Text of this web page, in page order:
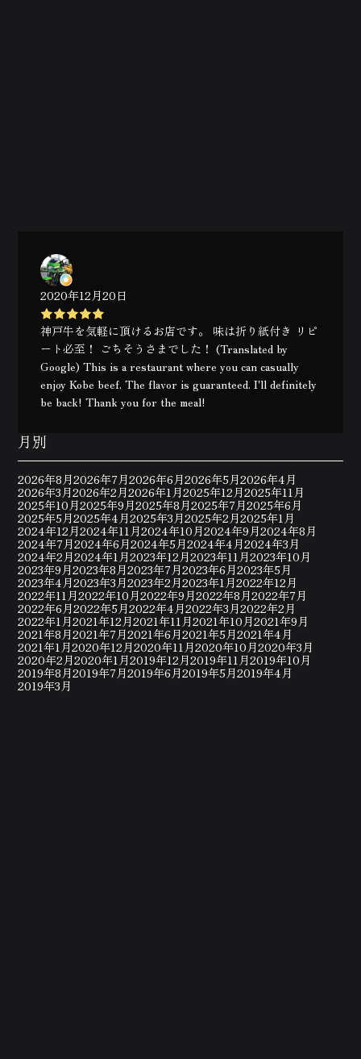
2020年12月20日
神戸牛を気軽に頂けるお店です。 味は折り紙付き リピ
ート必至！ ごちそうさまでした！ (Translated by
Google) This is a restaurant where you can casually
enjoy Kobe beef. The flavor is guaranteed. I'll definitely
be back! Thank you for the meal!
月別
2026年8月2026年7月2026年6月2026年5月2026年4月
2026年3月2026年2月2026年1月2025年12月2025年11月
2025年10月2025年9月2025年8月2025年7月2025年6月
2025年5月2025年4月2025年3月2025年2月2025年1月
2024年12月2024年11月2024年10月2024年9月2024年8月
2024年7月2024年6月2024年5月2024年4月2024年3月
2024年2月2024年1月2023年12月2023年11月2023年10月
2023年9月2023年8月2023年7月2023年6月2023年5月
2023年4月2023年3月2023年2月2023年1月2022年12月
2022年11月2022年10月2022年9月2022年8月2022年7月
2022年6月2022年5月2022年4月2022年3月2022年2月
2022年1月2021年12月2021年11月2021年10月2021年9月
2021年8月2021年7月2021年6月2021年5月2021年4月
2021年1月2020年12月2020年11月2020年10月2020年3月
2020年2月2020年1月2019年12月2019年11月2019年10月
2019年8月2019年7月2019年6月2019年5月2019年4月
2019年3月